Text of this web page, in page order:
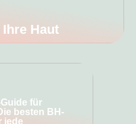
Haut
für
besten BH-
jede